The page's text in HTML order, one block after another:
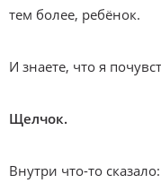
тем более, ребёнок.
И знаете, что я
Щелчок.
Внутри что-то сказало: